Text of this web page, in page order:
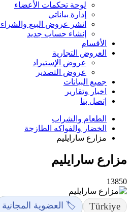
لوحة تحكمات الأعضاء
إدارة بياناتي
انشر عروض البيع
إنشاء حساب جديد
الأقسام
العروض التجارية
عروض الإستيراد
عروض التصدير
جميع البيانات
اخبار وتقارير
إتصل بنا
الطعام والشراب
الخضار والفواكه الطازجة
مزارع سارايليم
مزارع سارايليم
13850
Türkiye 🏷️ العضوية المجانية